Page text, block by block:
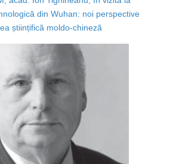
din Wuhan: noi perspective
științifică moldo-chineză